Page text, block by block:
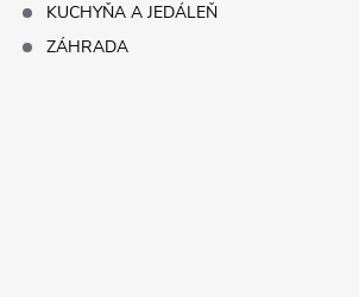
KUCHYŇA A JEDÁLEŇ
ZÁHRADA